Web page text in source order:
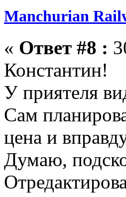
Manchurian
« Ответ #8 :
Константин!
У приятеля
Сам
цена и
Думаю,